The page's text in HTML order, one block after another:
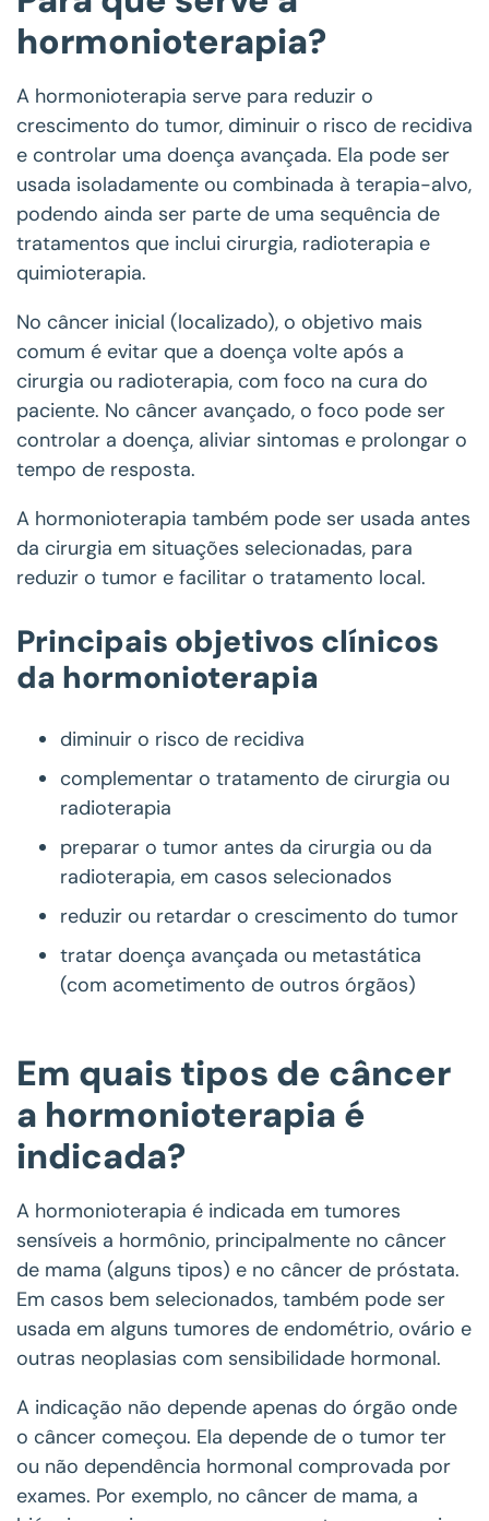
hormonioterapia?
A hormonioterapia serve para reduzir o
crescimento do tumor, diminuir o risco de recidiva
e controlar uma doença avançada. Ela pode ser
usada isoladamente ou combinada à terapia-alvo,
podendo ainda ser parte de uma sequência de
tratamentos que inclui cirurgia, radioterapia e
quimioterapia.
No câncer inicial (localizado), o objetivo mais
comum é evitar que a doença volte após a
cirurgia ou radioterapia, com foco na cura do
paciente. No câncer avançado, o foco pode ser
controlar a doença, aliviar sintomas e prolongar o
tempo de resposta.
A hormonioterapia também pode ser usada antes
da cirurgia em situações selecionadas, para
reduzir o tumor e facilitar o tratamento local.
Principais objetivos clínicos
da hormonioterapia
diminuir o risco de recidiva
complementar o tratamento de cirurgia ou
radioterapia
preparar o tumor antes da cirurgia ou da
radioterapia, em casos selecionados
reduzir ou retardar o crescimento do tumor
tratar doença avançada ou metastática
(com acometimento de outros órgãos)
Em quais tipos de câncer
a hormonioterapia é
indicada?
A hormonioterapia é indicada em tumores
sensíveis a hormônio, principalmente no câncer
de mama (alguns tipos) e no câncer de próstata.
Em casos bem selecionados, também pode ser
usada em alguns tumores de endométrio, ovário e
outras neoplasias com sensibilidade hormonal.
A indicação não depende apenas do órgão onde
o câncer começou. Ela depende de o tumor ter
ou não dependência hormonal comprovada por
exames. Por exemplo, no câncer de mama, a